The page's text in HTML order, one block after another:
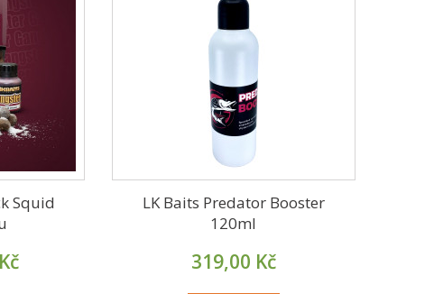
Squid
LK Baits Predator Booster
120ml
319,00 Kč